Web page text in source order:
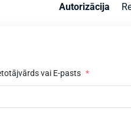
Autorizācija
vai E-pasts *